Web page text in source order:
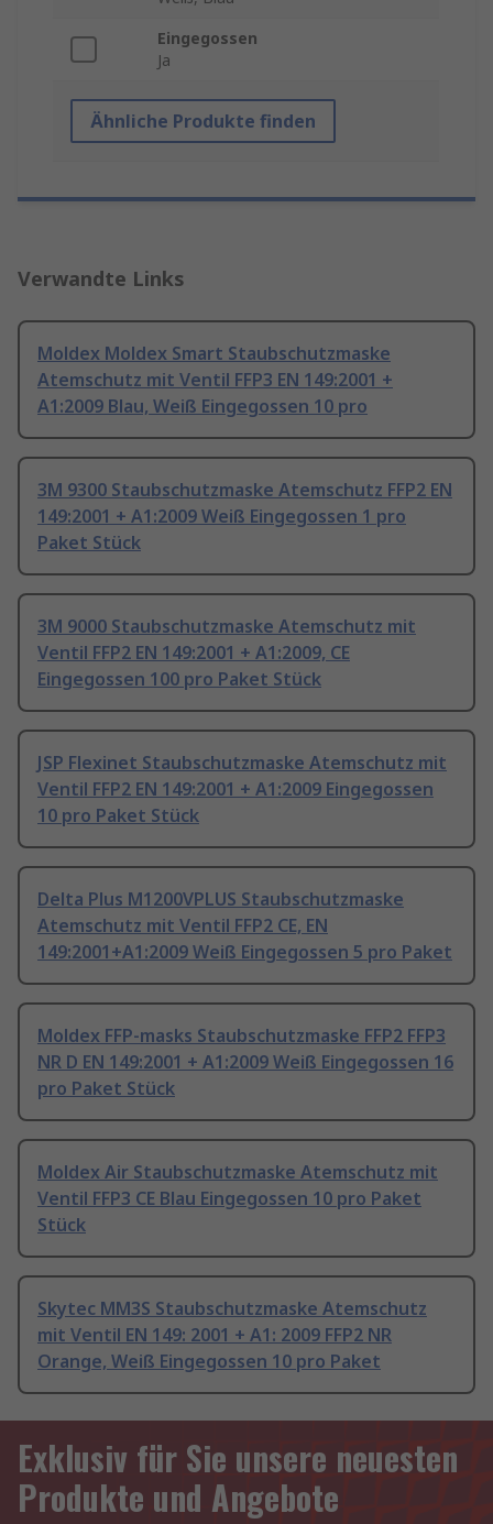
Eingegossen
Ja
Ähnliche Produkte finden
Verwandte Links
Moldex Moldex Smart Staubschutzmaske
Atemschutz mit Ventil FFP3 EN 149:2001 +
A1:2009 Blau, Weiß Eingegossen 10 pro
3M 9300 Staubschutzmaske Atemschutz FFP2 EN
149:2001 + A1:2009 Weiß Eingegossen 1 pro
Paket Stück
3M 9000 Staubschutzmaske Atemschutz mit
Ventil FFP2 EN 149:2001 + A1:2009, CE
Eingegossen 100 pro Paket Stück
JSP Flexinet Staubschutzmaske Atemschutz mit
Ventil FFP2 EN 149:2001 + A1:2009 Eingegossen
10 pro Paket Stück
Delta Plus M1200VPLUS Staubschutzmaske
Atemschutz mit Ventil FFP2 CE, EN
149:2001+A1:2009 Weiß Eingegossen 5 pro Paket
Moldex FFP-masks Staubschutzmaske FFP2 FFP3
NR D EN 149:2001 + A1:2009 Weiß Eingegossen 16
pro Paket Stück
Moldex Air Staubschutzmaske Atemschutz mit
Ventil FFP3 CE Blau Eingegossen 10 pro Paket
Stück
Skytec MM3S Staubschutzmaske Atemschutz
mit Ventil EN 149: 2001 + A1: 2009 FFP2 NR
Orange, Weiß Eingegossen 10 pro Paket
Exklusiv für Sie unsere neuesten
Produkte und Angebote